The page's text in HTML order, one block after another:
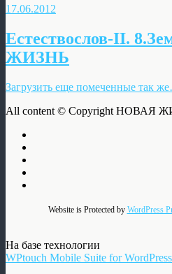
17.06.2012
Естествослов-II.
ЖИЗНЬ
Загрузить еще помеченные так
All content © Copyright НОВАЯ
Website is Protected by WordPress
На базе технологии
WPtouch Mobile Suite for WordPress